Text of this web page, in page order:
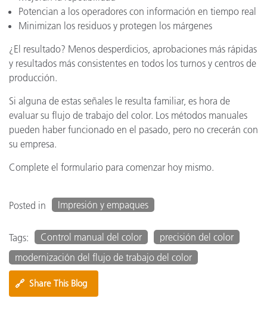
Potencian a los operadores con información en tiempo real
Minimizan los residuos y protegen los márgenes
¿El resultado? Menos desperdicios, aprobaciones más rápidas
y resultados más consistentes en todos los turnos y centros de
producción.
Si alguna de estas señales le resulta familiar, es hora de
evaluar su flujo de trabajo del color. Los métodos manuales
pueden haber funcionado en el pasado, pero no crecerán con
su empresa.
Complete el formulario para comenzar hoy mismo.
Posted in Impresión y empaques
Tags: Control manual del color
precisión del color
modernización del flujo de trabajo del color
🔗 Share This Blog